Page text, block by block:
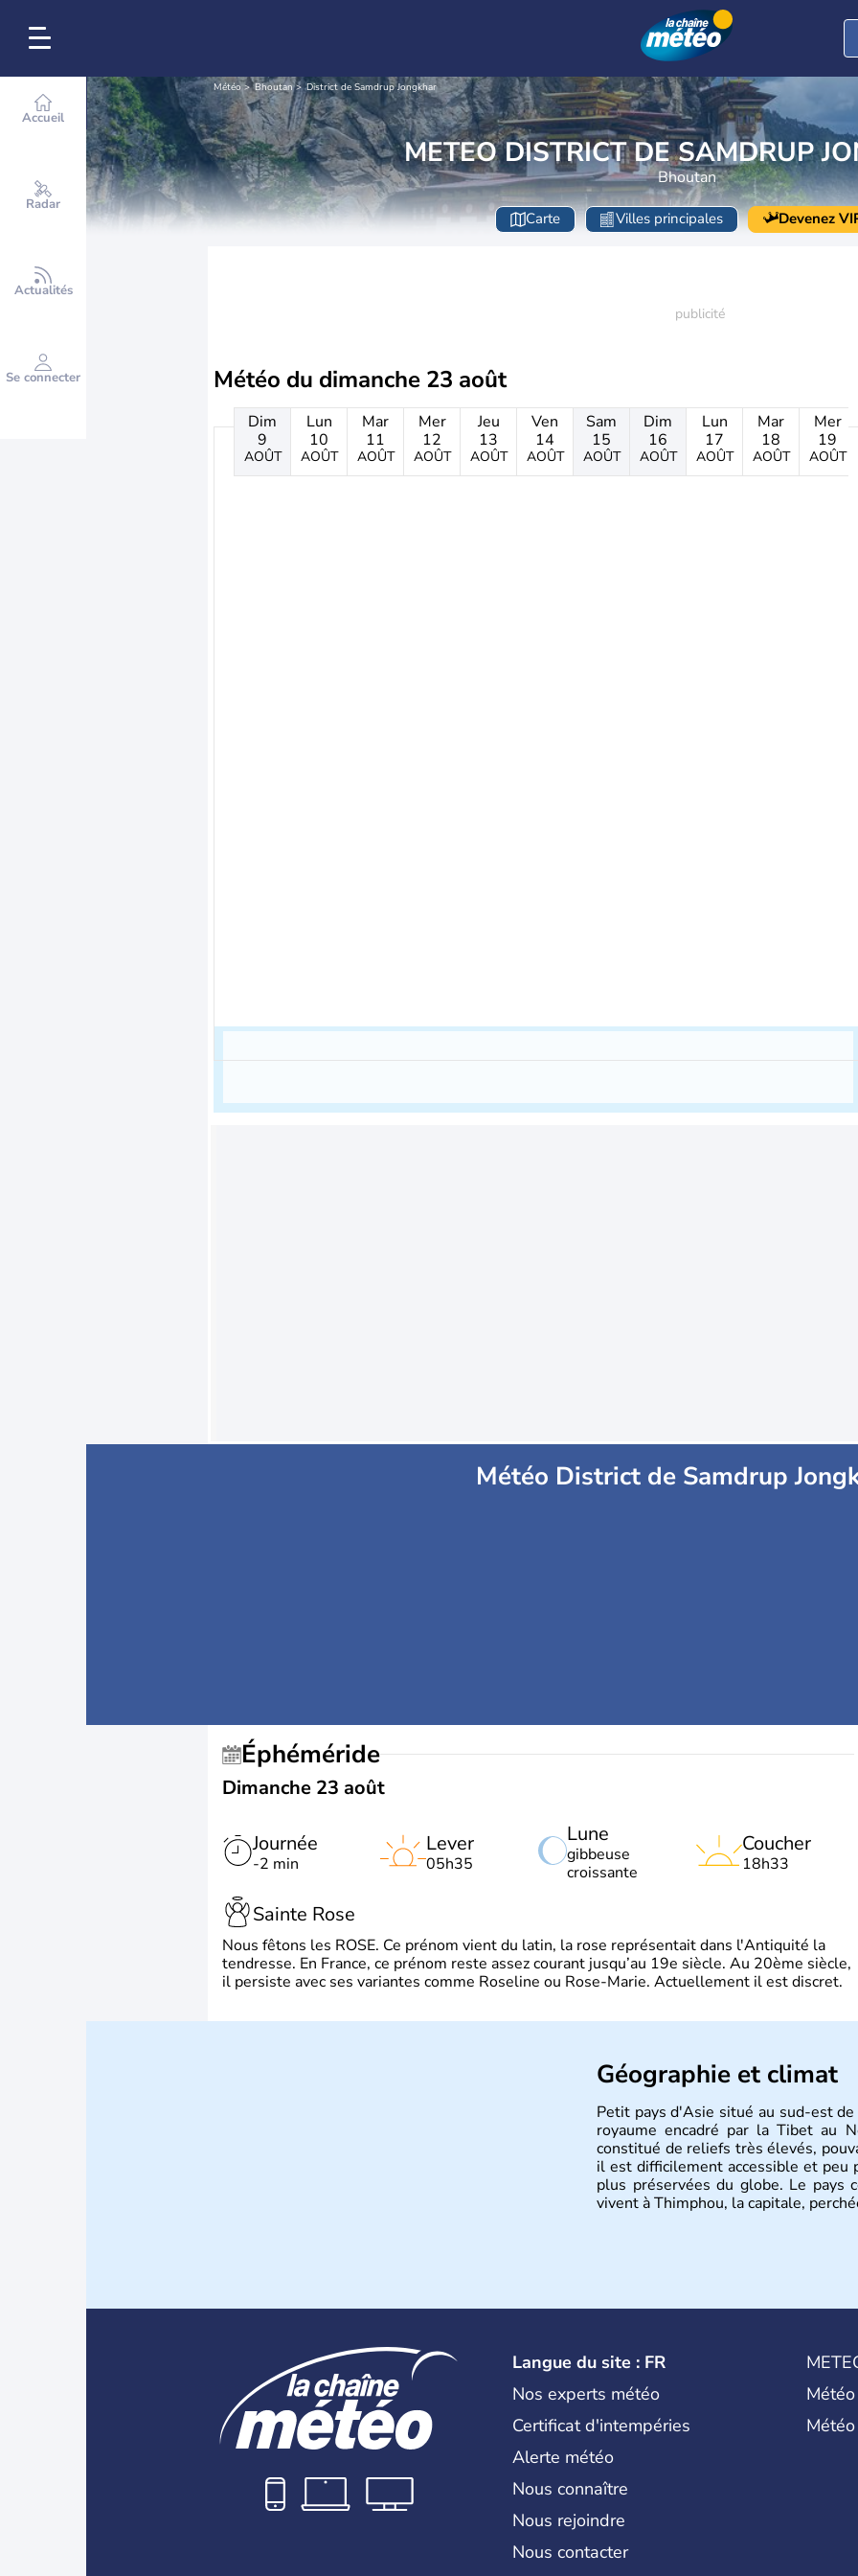
Accueil
Radar
Actualités
Se connecter
Météo Bhoutan District de Samdrup Jongkhar
METEO DISTRICT DE SAMDRUP
Bhoutan
Carte Villes principales Devenez
Météo du dimanche 23 août
Dim
9
AOÛT
Lun
10
AOÛT
Mar
11
AOÛT
Mer
12
AOÛT
Jeu
13
AOÛT
Ven
14
AOÛT
Sam
15
AOÛT
Dim
16
AOÛT
Lun
17
AOÛT
Mar
18
AOÛT
Mer
19
AOÛT
Météo District de Samdrup
Éphéméride
Dimanche 23 août
Journée
-2 min
Lune
gibbeuse
croissante
Lever
05h35
Coucher
18h33
Sainte Rose
Nous fêtons les ROSE. Ce prénom vient du latin, la rose représentait dans l'Antiquité la
tendresse. En France, ce prénom reste assez courant jusqu’au 19e siècle. Au 20ème siècle,
il persiste avec ses variantes comme Roseline ou Rose-Marie. Actuellement il est discret.
Géographie et climat
Petit pays d'Asie situé au sud-est
royaume encadré par la Tibet au
constitué de reliefs très élevés,
il est difficilement accessible et peu
plus préservées du globe. Le
vivent à Thimphou, la capitale,
Langue du site : FR
Nos experts météo
Certificat d'intempéries
Alerte météo
Nous connaître
Nous rejoindre
Nous contacter